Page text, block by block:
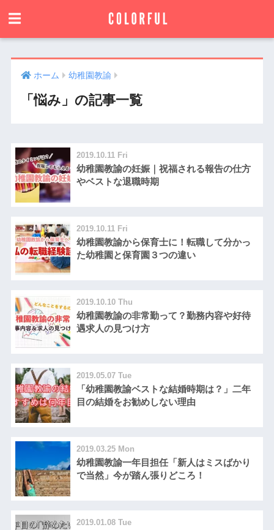
ホーム 幼稚園教諭
「悩み」の記事一覧
2019.10.11 Fri
幼稚園教諭の妊娠｜祝福される報告の仕方
やベストな退職時期
2019.10.11 Fri
幼稚園教諭から保育士に！転職して分かっ
た幼稚園と保育園３つの違い
2019.10.10 Thu
幼稚園教諭の非常勤って？勤務内容や好待
遇求人の見つけ方
2019.05.07 Tue
「幼稚園教諭ベストな結婚時期は？」二年
目の結婚をお勧めしない理由
2019.03.25 Mon
幼稚園教諭一年目担任「新人はミスばかり
で当然」今が踏ん張りどころ！
2019.01.08 Tue